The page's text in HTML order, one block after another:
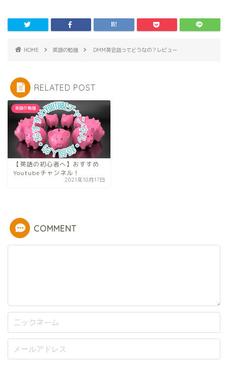
HOME 英語の勉強 DMM英会話ってどうなの？レビュー
RELATED POST
英語の勉強
【英語の初心者へ】おすすめ
Youtubeチャンネル！
2021年10月17日
COMMENT